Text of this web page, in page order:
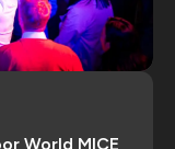
World MICE